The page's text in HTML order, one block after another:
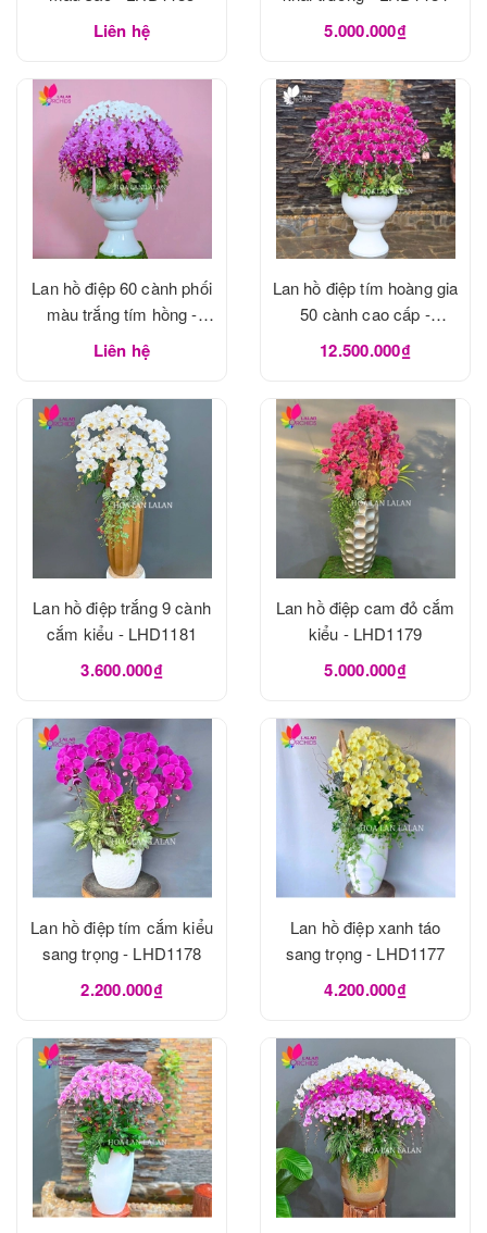
Liên hệ 5.000.000₫
Lan hồ điệp 60 cành phối
màu trắng tím hồng -
LHD1183
Liên hệ
Lan hồ điệp tím hoàng gia
50 cành cao cấp -
LHD1182
12.500.000₫
Lan hồ điệp trắng 9 cành
cắm kiểu - LHD1181
3.600.000₫
Lan hồ điệp cam đỏ cắm
kiểu - LHD1179
5.000.000₫
Lan hồ điệp tím cắm kiểu
sang trọng - LHD1178
2.200.000₫
Lan hồ điệp xanh táo
sang trọng - LHD1177
4.200.000₫